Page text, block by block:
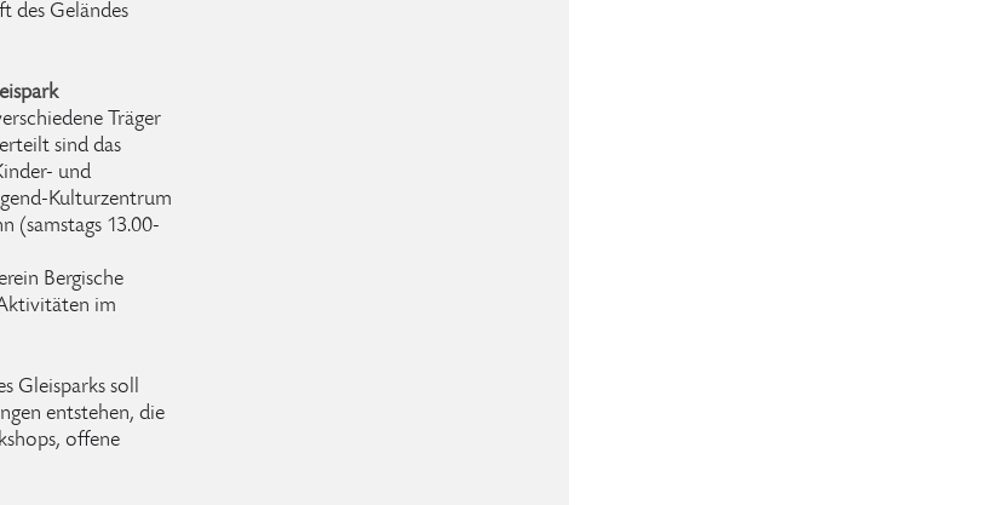
des Geländes
Träger
sind das
und
Kulturzentrum
(samstags 13.00-
Bergische
im
Gleisparks soll
entstehen, die
offene